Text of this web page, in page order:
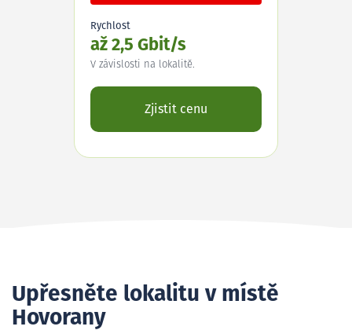
Rychlost
až 2,5 Gbit/s
V závislosti na lokalitě.
Zjistit cenu
Upřesněte lokalitu v místě
Hovorany